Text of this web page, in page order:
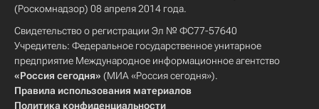
(Роскомнадзор) 08 апреля 2014 года.
Свидетельство о регистрации Эл № ФС77-57640
Учредитель: Федеральное государственное унитарное
предприятие Международное информационное агентство
«Россия сегодня» (МИА «Россия сегодня»).
Правила использования материалов
Политика конфиденциальности